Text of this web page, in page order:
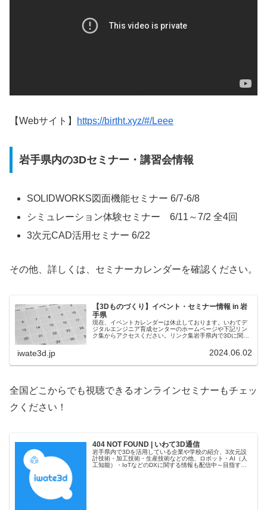
【Webサイト】 https://birtht.xyz/#/Leee
岩手県内の3Dセミナー・講習会情報
SOLIDWORKS図面機能セミナー 6/7-6/8
シミュレーション体験セミナー 6/11～7/2 全4回
3次元CAD活用セミナー 6/22
その他、詳しくは、セミナーカレンダーを確認ください。
【3Dものづくり】イベント・セミナー情報 in 岩
手県
現在、イベントカレンダーは休止しております。いわてデ
ジタルエンジニア育成センターのホームページや下記リン
ク集からアクセスください。リンク集岩手県内で3Dに関す
手県工業技術センター三次元デジタルものづくり技術に加
えIoT機器開発機能等を強化した次世代ものづくりラボが設
製造業を中心とした3DCAD/CAM/CAE（SOLIDWORKS、
ートする、まち工場(こうば)の便利屋悳P...
iwate3d.jp 2024.06.02
全国どこからでも視聴できるオンラインセミナーもチェッ
クください！
404 NOT FOUND | いわて3D通信
岩手県内で3Dを活用している企業や学校の紹介、3次元設
計技術・加工技術・生産技術などの他、ロボット・AI（人
工知能）・IoTなどのDXに関する情報も配信中～目指すは